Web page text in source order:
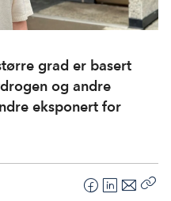
grad er basert
og andre
eksponert for
F
L
E